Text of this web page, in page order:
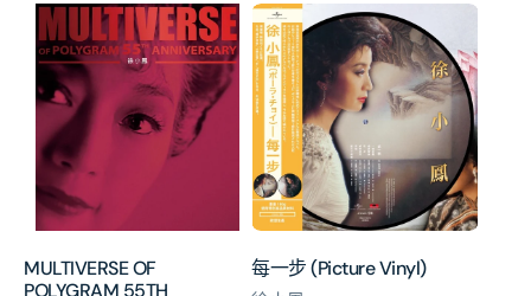
MULTIVERSE
OF
POLYGRAM
55TH
ANNIVERSARY
徐
小
MULTIVERSE OF
POLYGRAM 55TH
每
一
步
(Picture
Vinyl)
每一步 (Picture Vinyl)